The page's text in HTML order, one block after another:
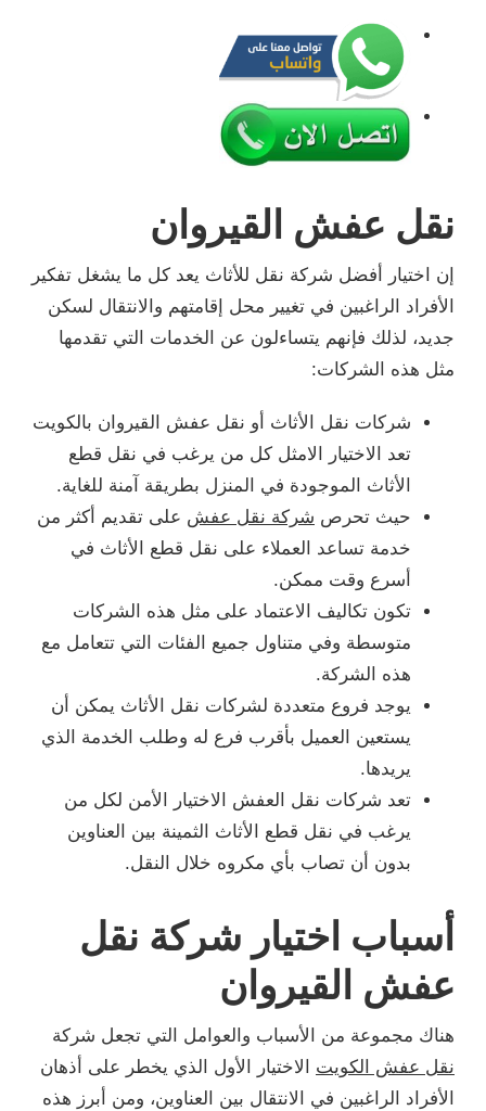
نقل عفش القيروان
إن اختيار أفضل شركة نقل للأثاث يعد كل ما يشغل تفكير
الأفراد الراغبين في تغيير محل إقامتهم والانتقال لسكن
جديد، لذلك فإنهم يتساءلون عن الخدمات التي تقدمها
مثل هذه الشركات:
شركات نقل الأثاث أو نقل عفش القيروان بالكويت
تعد الاختيار الامثل كل من يرغب في نقل قطع
الأثاث الموجودة في المنزل بطريقة آمنة للغاية.
حيث تحرص شركة نقل عفش على تقديم أكثر من
خدمة تساعد العملاء على نقل قطع الأثاث في
أسرع وقت ممكن.
تكون تكاليف الاعتماد على مثل هذه الشركات
متوسطة وفي متناول جميع الفئات التي تتعامل مع
هذه الشركة.
يوجد فروع متعددة لشركات نقل الأثاث يمكن أن
يستعين العميل بأقرب فرع له وطلب الخدمة الذي
يريدها.
تعد شركات نقل العفش الاختيار الأمن لكل من
يرغب في نقل قطع الأثاث الثمينة بين العناوين
بدون أن تصاب بأي مكروه خلال النقل.
أسباب اختيار شركة نقل
عفش القيروان
هناك مجموعة من الأسباب والعوامل التي تجعل شركة
نقل عفش الكويت الاختيار الأول الذي يخطر على أذهان
الأفراد الراغبين في الانتقال بين العناوين، ومن أبرز هذه